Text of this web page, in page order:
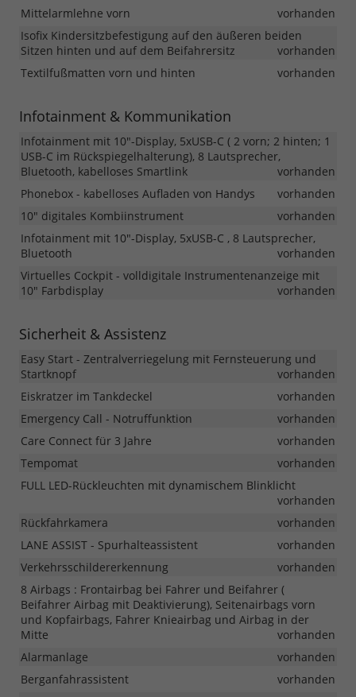
Mittelarmlehne vorn
vorhanden
Isofix Kindersitzbefestigung auf den äußeren beiden
Sitzen hinten und auf dem Beifahrersitz
vorhanden
Textilfußmatten vorn und hinten
vorhanden
Infotainment & Kommunikation
Infotainment mit 10"-Display, 5xUSB-C ( 2 vorn; 2 hinten; 1
USB-C im Rückspiegelhalterung), 8 Lautsprecher,
Bluetooth, kabelloses Smartlink
vorhanden
Phonebox - kabelloses Aufladen von Handys
vorhanden
10" digitales Kombiinstrument
vorhanden
Infotainment mit 10"-Display, 5xUSB-C , 8 Lautsprecher,
Bluetooth
vorhanden
Virtuelles Cockpit - volldigitale Instrumentenanzeige mit
10" Farbdisplay
vorhanden
Sicherheit & Assistenz
Easy Start - Zentralverriegelung mit Fernsteuerung und
Startknopf
vorhanden
Eiskratzer im Tankdeckel
vorhanden
Emergency Call - Notruffunktion
vorhanden
Care Connect für 3 Jahre
vorhanden
Tempomat
vorhanden
FULL LED-Rückleuchten mit dynamischem Blinklicht
vorhanden
Rückfahrkamera
vorhanden
LANE ASSIST - Spurhalteassistent
vorhanden
Verkehrsschildererkennung
vorhanden
8 Airbags : Frontairbag bei Fahrer und Beifahrer (
Beifahrer Airbag mit Deaktivierung), Seitenairbags vorn
und Kopfairbags, Fahrer Knieairbag und Airbag in der
Mitte
vorhanden
Alarmanlage
vorhanden
Berganfahrassistent
vorhanden